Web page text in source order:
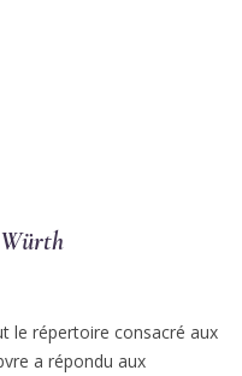
le répertoire consacré aux
a répondu aux